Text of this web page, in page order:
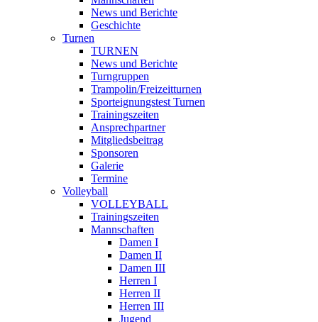
News und Berichte
Geschichte
Turnen
TURNEN
News und Berichte
Turngruppen
Trampolin/Freizeitturnen
Sporteignungstest Turnen
Trainingszeiten
Ansprechpartner
Mitgliedsbeitrag
Sponsoren
Galerie
Termine
Volleyball
VOLLEYBALL
Trainingszeiten
Mannschaften
Damen I
Damen II
Damen III
Herren I
Herren II
Herren III
Jugend